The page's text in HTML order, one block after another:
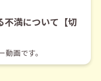
不満について【切
画です。